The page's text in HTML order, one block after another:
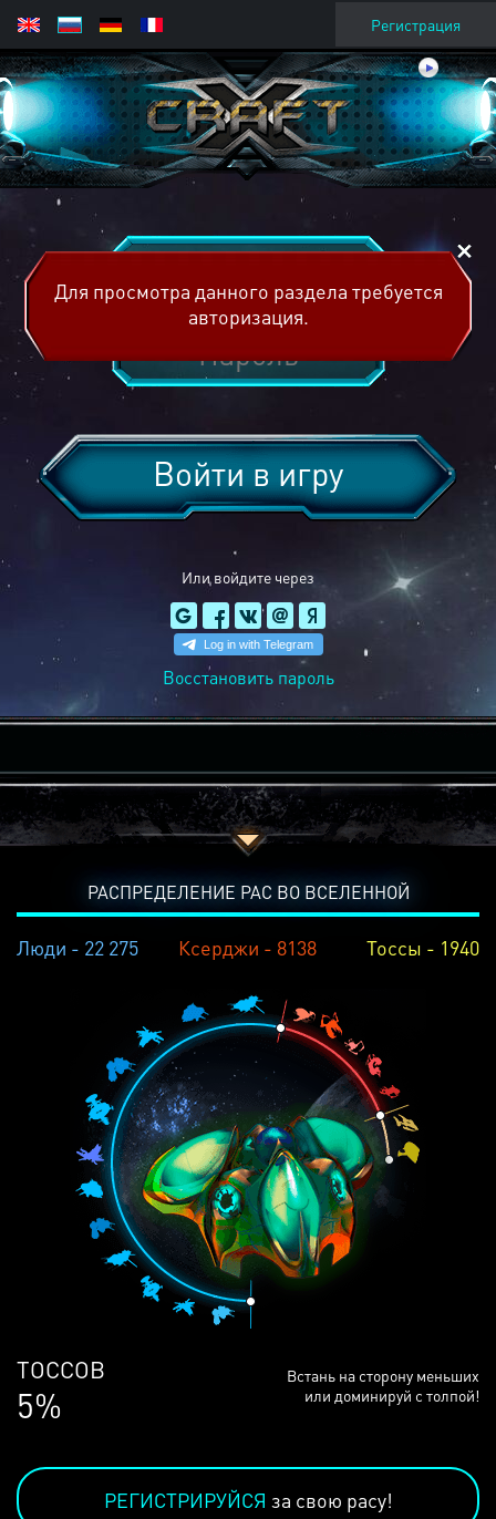
Регистрация
Или войдите через
Войти в игру
Восстановить пароль
Для просмотра данного раздела требуется
авторизация.
РАСПРЕДЕЛЕНИЕ РАС ВО ВСЕЛЕННОЙ
Люди - 22 275 Ксерджи - 8138 Тоссы - 1940
ЛЮДЕЙ
68%
Встань на сторону меньших
или доминируй с толпой!
РЕГИСТРИРУЙСЯ за свою расу!